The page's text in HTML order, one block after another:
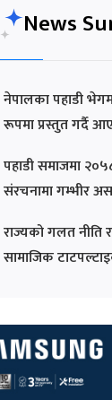
News
नेपालका पहाडी
रूपमा प्रस्तुत गर्दै
पहाडी समाजमा
संरचनामा गम्भीर
राज्यको गलत नीति
सामाजिक